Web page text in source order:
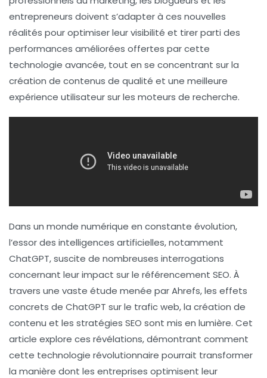
entrepreneurs doivent s’adapter à ces nouvelles
réalités pour optimiser leur visibilité et tirer parti des
performances améliorées offertes par cette
technologie avancée, tout en se concentrant sur la
création de contenus de qualité et une meilleure
expérience utilisateur sur les moteurs de recherche.
Dans un monde numérique en constante évolution,
l’essor des intelligences artificielles, notamment
ChatGPT, suscite de nombreuses interrogations
concernant leur impact sur le référencement SEO. À
travers une vaste étude menée par Ahrefs, les effets
concrets de ChatGPT sur le trafic web, la création de
contenu et les stratégies SEO sont mis en lumière. Cet
article explore ces révélations, démontrant comment
cette technologie révolutionnaire pourrait transformer
la manière dont les entreprises optimisent leur